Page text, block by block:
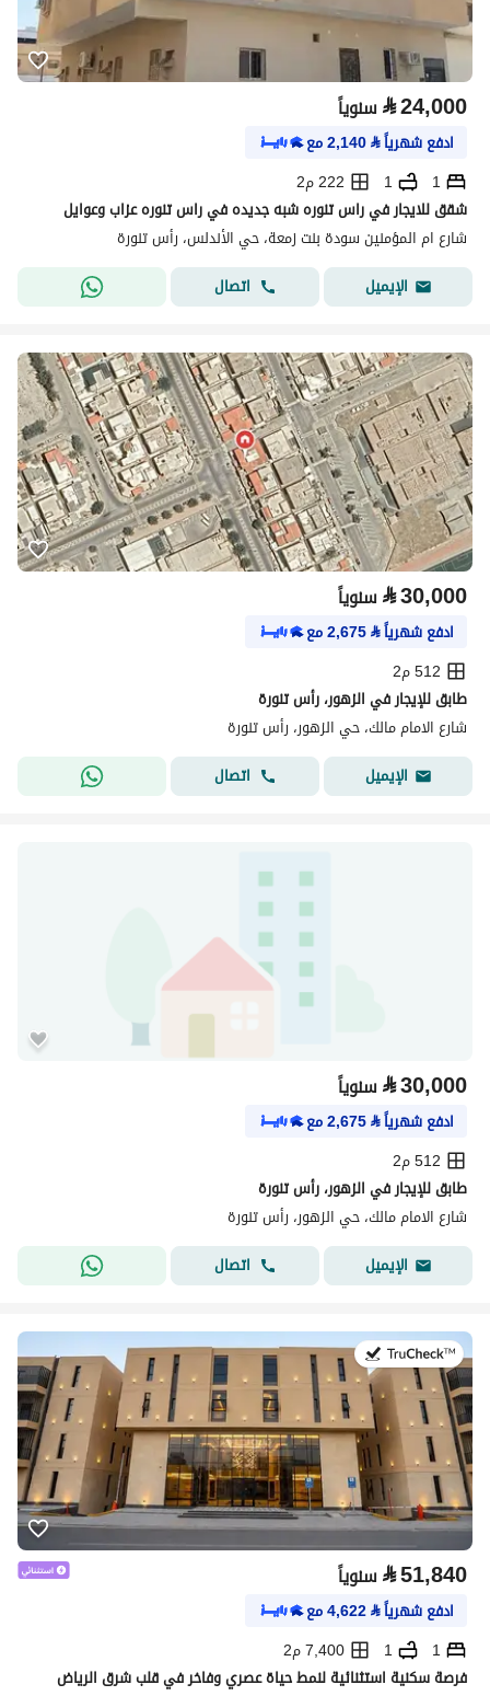
⃁24,000 سنوياً
ادفع شهرياً⃁
2,140مع
1
1
222 م2
شقق للايجار في راس تنوره شبه جديده في راس تنوره عزاب وعوايل
شارع ام المؤمنين سودة بنت زمعة، حي الأندلس، رأس تنورة
الإيميل
اتصال
⃁30,000 سنوياً
ادفع شهرياً⃁
2,675مع
512 م2
طابق للإيجار في الزهور، رأس تنورة
شارع الامام مالك، حي الزهور، رأس تنورة
الإيميل
اتصال
⃁30,000 سنوياً
ادفع شهرياً⃁
2,675مع
512 م2
طابق للإيجار في الزهور، رأس تنورة
شارع الامام مالك، حي الزهور، رأس تنورة
الإيميل
اتصال
في:20 يوليو 2026
⃁51,840 سنوياً
ادفع شهرياً⃁
4,622مع
1
1
7,400 م2
فرصة سكنية استثنائية لنمط حياة عصري وفاخر في قلب شرق الرياض